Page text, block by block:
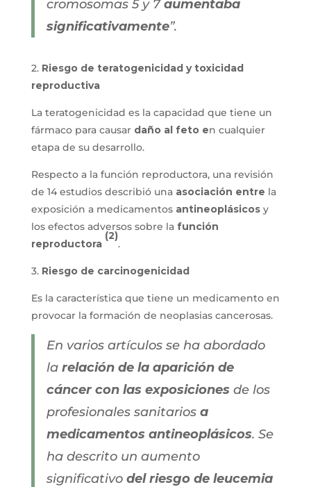
cromosomas 5 y 7aumentaba
significativamente”.
2. Riesgo de teratogenicidad y toxicidad
reproductiva
La teratogenicidad es la capacidad que tiene un
fármaco para causar daño al feto en cualquier
etapa de su desarrollo.
Respecto a la función reproductora, una revisión
de 14 estudios describió una asociación entre la
exposición a medicamentos antineoplásicosy
los efectos adversos sobre la función
reproductora
(2)
.
3. Riesgo de carcinogenicidad
Es la característica que tiene un medicamento en
provocar la formación de neoplasias cancerosas.
En varios artículos se ha abordado
larelación de la aparición de
cáncer con las exposicionesde los
profesionales sanitariosa
medicamentos antineoplásicos. Se
ha descrito un aumento
significativo del riesgo de leucemia